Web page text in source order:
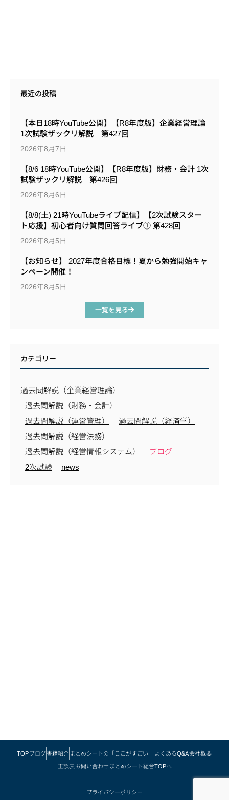
最近の投稿
【本日18時YouTube公開】【R8年度版】企業経営理論
1次試験ザックリ解説 第427回
2026年8月7日
【8/6 18時YouTube公開】【R8年度版】財務・会計 1次
試験ザックリ解説 第426回
2026年8月6日
【8/8(土) 21時YouTubeライブ配信】【2次試験スター
ト応援】初心者向け質問回答ライブ① 第428回
2026年8月5日
【お知らせ】 2027年度合格目標！夏から勉強開始キャ
ンペーン開催！
2026年8月5日
一覧を見る
カテゴリー
過去問解説（企業経営理論）
過去問解説（財務・会計）
過去問解説（運営管理）
過去問解説（経済学）
過去問解説（経営法務）
過去問解説（経営情報システム）
ブログ
2次試験
news
TOPブログ書籍紹介 まとめシートの「ここがすごい」 よくあるQ&A会社概要
正誤表 お問い合わせ まとめシート総合TOPへ
プライバシーポリシー